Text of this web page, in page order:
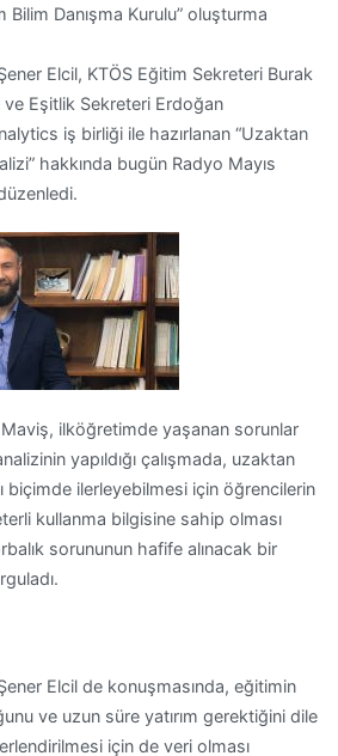
Bilim Danışma Kurulu” oluşturma
Elcil, KTÖS Eğitim Sekreteri Burak
ve Eşitlik Sekreteri Erdoğan
iş birliği ile hazırlanan “Uzaktan
hakkında bugün Radyo Mayıs
ilköğretimde yaşanan sorunlar
yapıldığı çalışmada, uzaktan
biçimde ilerleyebilmesi için öğrencilerin
kullanma bilgisine sahip olması
sorununun hafife alınacak bir
Elcil de konuşmasında, eğitimin
ve uzun süre yatırım gerektiğini dile
için de veri olması